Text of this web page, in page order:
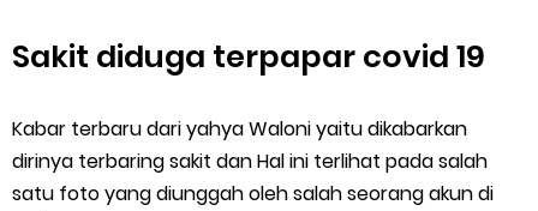
Sakit diduga terpapar covid 19
Kabar terbaru dari yahya Waloni yaitu dikabarkan
dirinya terbaring sakit dan Hal ini terlihat pada salah
satu foto yang diunggah oleh salah seorang akun di